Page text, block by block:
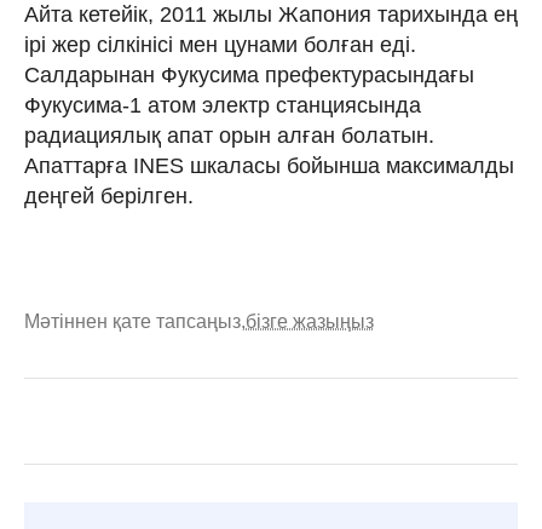
Айта кетейік, 2011 жылы Жапония тарихында ең
ірі жер сілкінісі мен цунами болған еді.
Салдарынан Фукусима префектурасындағы
Фукусима-1 атом электр станциясында
радиациялық апат орын алған болатын.
Апаттарға INES шкаласы бойынша максималды
деңгей берілген.
Мәтіннен қате тапсаңыз,бізге жазыңыз